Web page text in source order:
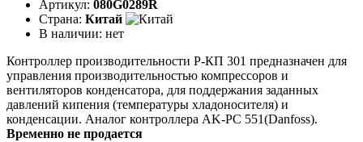
Артикул: 080G0289R
Страна: Китай
В наличии: нет
Контроллер производительности Р-КП 301 предназначен для
управления производительностью компрессоров и
вентиляторов конденсатора, для поддержания заданных
давлений кипения (температуры хладоносителя) и
конденсации. Аналог контроллера AK-PC 551(Danfoss).
Временно не продается